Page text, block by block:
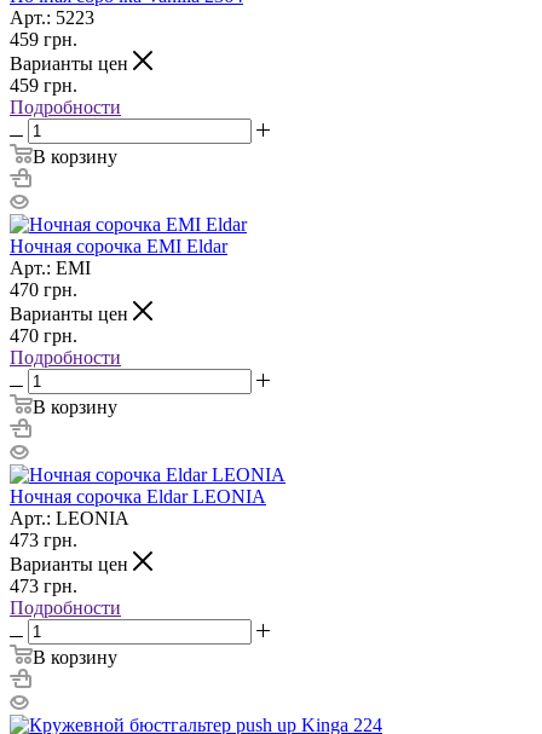
Арт.: 5223
459 грн.
Варианты цен
459 грн.
Подробности
В корзину
Ночная сорочка EMI Eldar
Арт.: EMI
470 грн.
Варианты цен
470 грн.
Подробности
В корзину
Ночная сорочка Eldar LEONIA
Арт.: LEONIA
473 грн.
Варианты цен
473 грн.
Подробности
В корзину